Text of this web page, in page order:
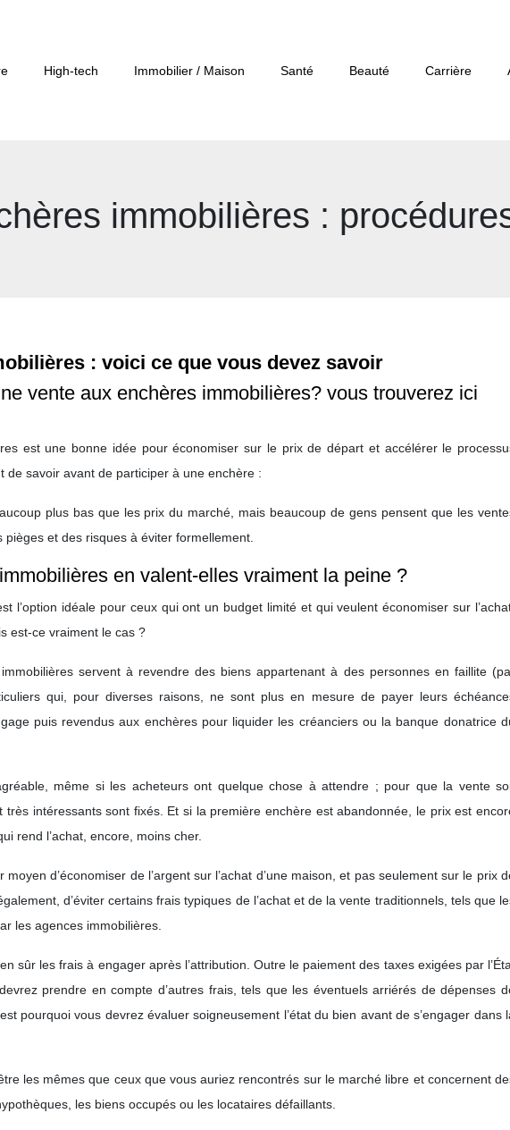
High-tech Immobilier / Maison Santé Beauté Carrière
immobilières :
: voici ce que vous devez savoir
vente aux enchères immobilières? vous trouverez ici
est une bonne idée pour économiser sur le prix de départ et accélérer le
de savoir avant de participer à une enchère :
plus bas que les prix du marché, mais beaucoup de gens pensent que les
et des risques à éviter formellement.
en valent-elles vraiment la peine ?
l’option idéale pour ceux qui ont un budget limité et qui veulent économiser sur
est-ce vraiment le cas ?
servent à revendre des biens appartenant à des personnes en faillite
qui, pour diverses raisons, ne sont plus en mesure de payer leurs
puis revendus aux enchères pour liquider les créanciers ou la banque donatrice
même si les acheteurs ont quelque chose à attendre ; pour que la vente
intéressants sont fixés. Et si la première enchère est abandonnée, le prix est
rend l’achat, encore, moins cher.
d’économiser de l’argent sur l’achat d’une maison, et pas seulement sur le prix
d’éviter certains frais typiques de l’achat et de la vente traditionnels, tels que
les agences immobilières.
sûr les frais à engager après l’attribution. Outre le paiement des taxes exigées par
prendre en compte d’autres frais, tels que les éventuels arriérés de dépenses
pourquoi vous devrez évaluer soigneusement l’état du bien avant de s’engager dans
les mêmes que ceux que vous auriez rencontrés sur le marché libre et concernent
les biens occupés ou les locataires défaillants.